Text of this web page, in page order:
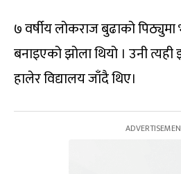
७ वर्षीय लोकराज बुढाको
बनाइएको झोला थियो । उनी
हालेर विद्यालय जाँदै थिए।